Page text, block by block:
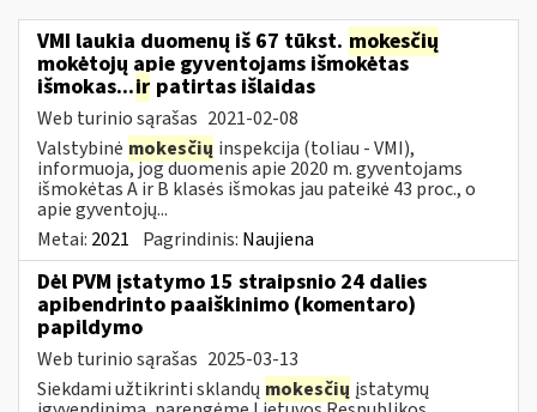
VMI laukia duomenų iš 67 tūkst. mokesčių
mokėtojų apie gyventojams išmokėtas
išmokas...ir patirtas išlaidas
Web turinio sąrašas 2021-02-08
Valstybinė mokesčių inspekcija (toliau - VMI),
informuoja, jog duomenis apie 2020 m. gyventojams
išmokėtas A ir B klasės išmokas jau pateikė 43 proc., o
apie gyventojų...
Metai: 2021 Pagrindinis: Naujiena
Dėl PVM įstatymo 15 straipsnio 24 dalies
apibendrinto paaiškinimo (komentaro)
papildymo
Web turinio sąrašas 2025-03-13
Siekdami užtikrinti sklandų mokesčių įstatymų